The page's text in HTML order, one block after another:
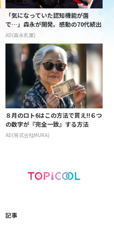
「気になっていた認知機能が菌
で…」森永が開発。感動の70代続出
AD(森永乳業)
８月のロト6はこの方法で買え!!６つ
の数字が『完全一致』する方法
AD(株式会社MURA)
記事